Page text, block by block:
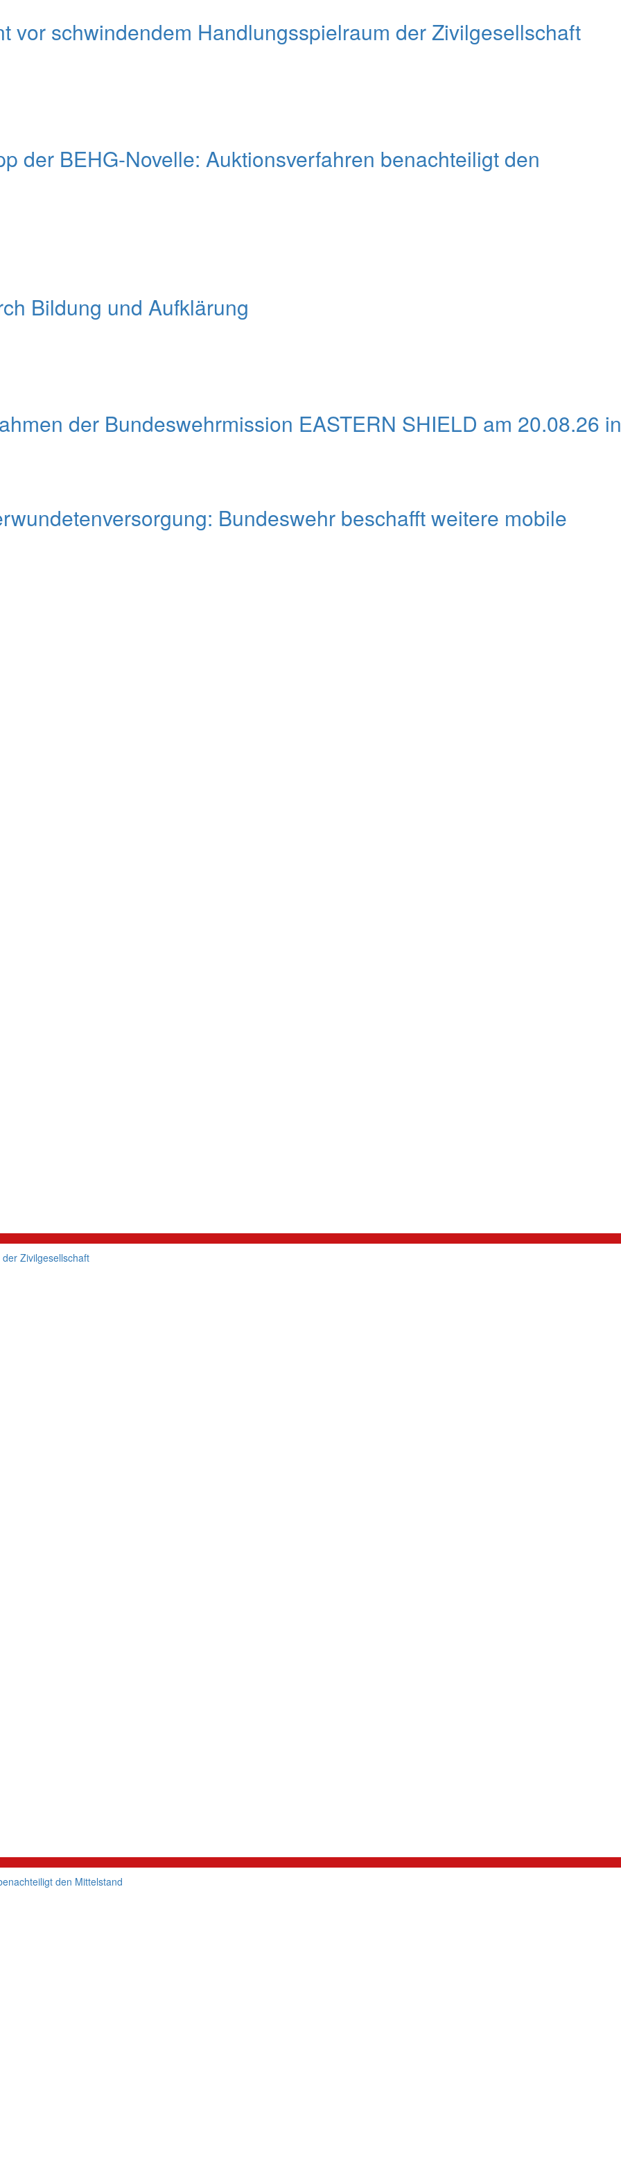
vor schwindendem Handlungsspielraum der Zivilgesellschaft
der BEHG-Novelle: Auktionsverfahren benachteiligt den
Bildung und Aufklärung
der Bundeswehrmission EASTERN SHIELD am 20.08.26 in
Bundeswehr beschafft weitere mobile
Zivilgesellschaft
den Mittelstand